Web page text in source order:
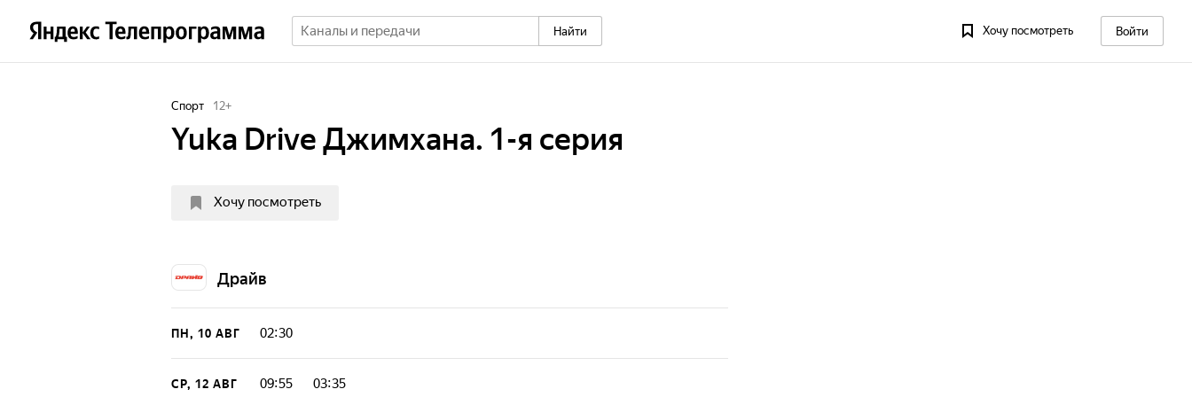
Найти Хочу посмотреть Войти
Спорт 12+
Yuka Drive Джимхана. 1-я серия
Хочу посмотреть
Драйв
ПН, 10 АВГ 02:30
СР, 12 АВГ 09:55 03:35